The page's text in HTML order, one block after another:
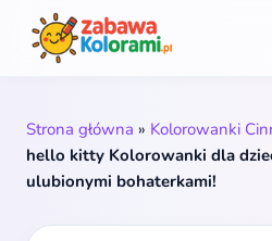
Strona główna » Kolorowanki
hello kitty Kolorowanki dla
ulubionymi bohaterkami!